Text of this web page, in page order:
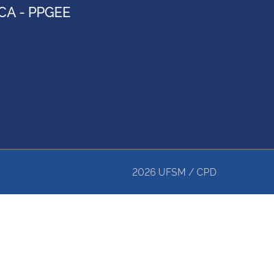
- PPGEE
2026 UFSM / CPD